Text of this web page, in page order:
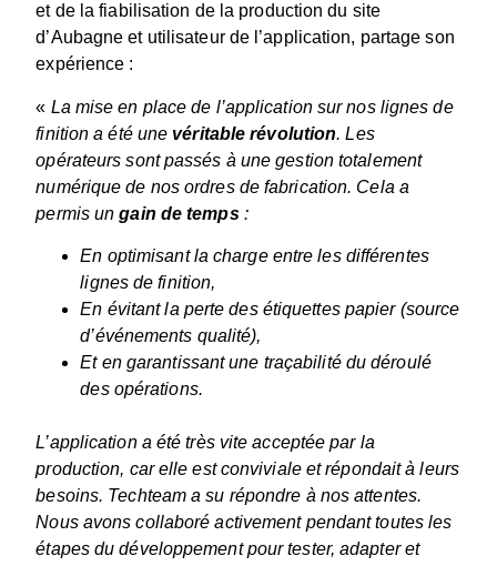
et de la fiabilisation de la production du site
d’Aubagne et utilisateur de l’application, partage son
expérience :
« La mise en place de l’application sur nos lignes de
finition a été une véritable révolution. Les
opérateurs sont passés à une gestion totalement
numérique de nos ordres de fabrication. Cela a
permis ungain de temps:
En optimisant la charge entre les différentes
lignes de finition,
En évitant la perte des étiquettes papier (source
d’événements qualité),
Et en garantissant une traçabilité du déroulé
des opérations.
L’application a été très vite acceptée par la
production, car elle est conviviale et répondait à leurs
besoins. Techteam a su répondre à nos attentes.
Nous avons collaboré activement pendant toutes les
étapes du développement pour tester, adapter et